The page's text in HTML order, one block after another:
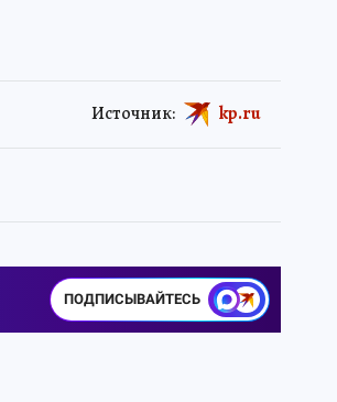
Источник: kp.ru
ПОДПИСЫВАЙТЕСЬ